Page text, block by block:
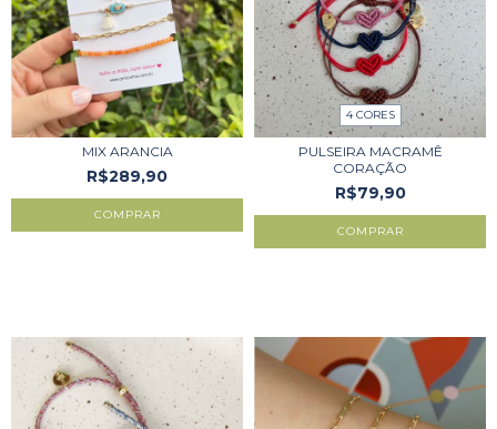
MIX ARANCIA
R$289,90
4 CORES
PULSEIRA MACRAMÊ
CORAÇÃO
R$79,90
COMPRAR